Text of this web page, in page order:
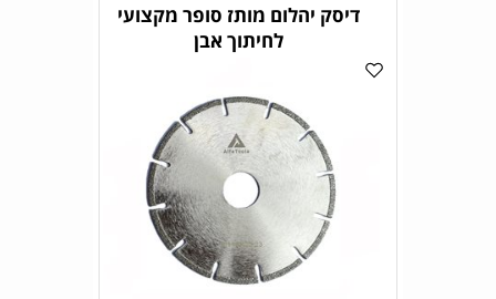
דיסק יהלום מותז סופר מקצועי
לחיתוך אבן